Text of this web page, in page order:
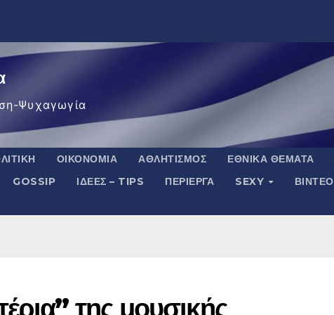
Ψυχαγωγία
ΟΙΚΟΝΟΜΊΑ ΑΘΛΗΤΙΣΜΌΣ ΕΘΝΙΚΆ ΘΈΜΑΤΑ
GOSSIP ΙΔΈΕΣ – TIPS ΠΕΡΊΕΡΓΑ SEXY ΒΙΝΤΕΟ
της μουσικής